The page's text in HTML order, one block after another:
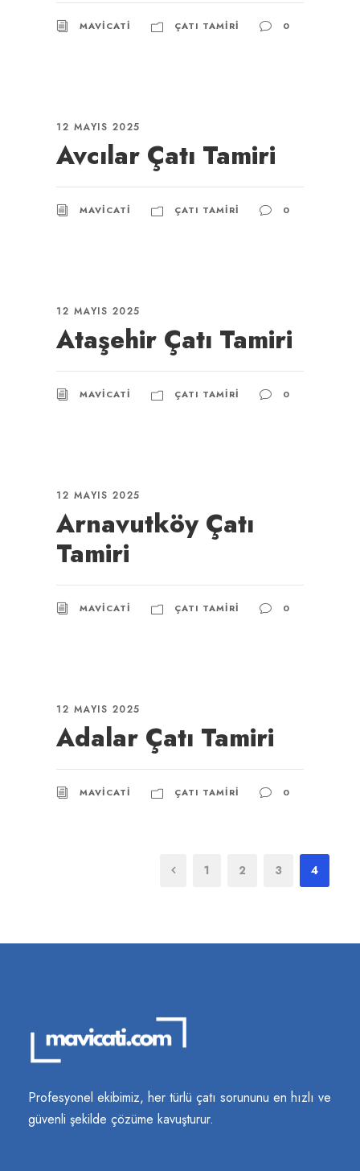
MAVICATI ÇATI TAMIRI 0
12 MAYIS 2025
Avcılar Çatı Tamiri
MAVICATI ÇATI TAMIRI 0
12 MAYIS 2025
Ataşehir Çatı Tamiri
MAVICATI ÇATI TAMIRI 0
12 MAYIS 2025
Arnavutköy Çatı
Tamiri
MAVICATI ÇATI TAMIRI 0
12 MAYIS 2025
Adalar Çatı Tamiri
MAVICATI ÇATI TAMIRI 0
1 2 3 4
Profesyonel ekibimiz, her türlü çatı sorununu en hızlı ve
güvenli şekilde çözüme kavuşturur.